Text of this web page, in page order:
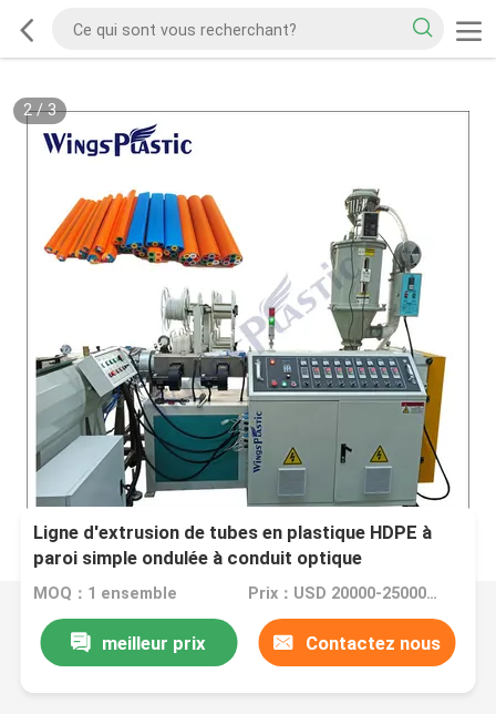
2/3
Ligne d'extrusion de tubes en plastique HDPE à
paroi simple ondulée à conduit optique
MOQ：1 ensemble Prix：USD 20000-25000 per set
meilleur prix Contactez nous